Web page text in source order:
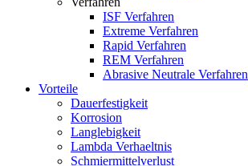
ISF Verfahren
Extreme Verfahren
Rapid Verfahren
REM Verfahren
Abrasive Neutrale Verfahren
Vorteile
Dauerfestigkeit
Korrosion
Langlebigkeit
Lambda Verhaeltnis
Schmiermittelverlust